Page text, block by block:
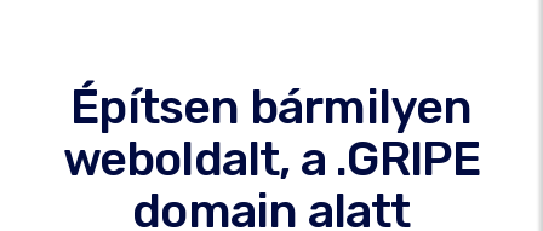
Építsen bármilyen
weboldalt, a .GRIPE
domain alatt